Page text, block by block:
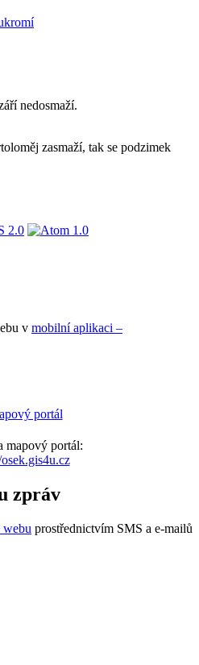
nedosmaží.
zasmaží, tak se podzimek
v mobilní aplikaci –
mapový portál:
zpráv
webu prostřednictvím SMS a e-mailů